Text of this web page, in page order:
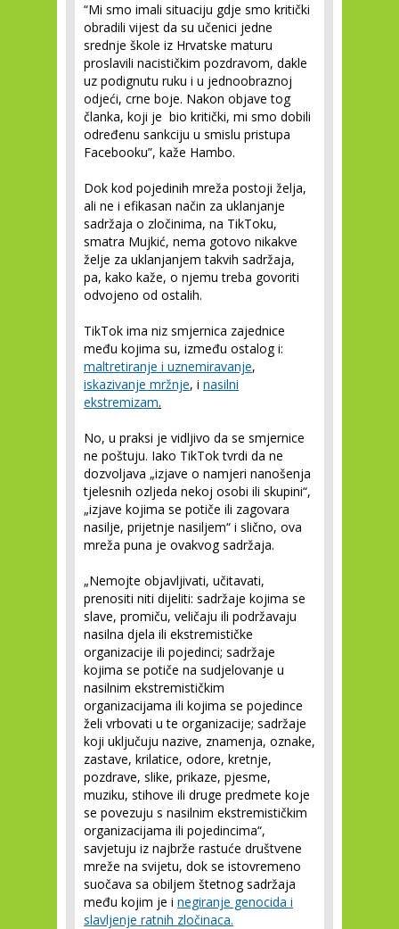
“Mi smo imali situaciju gdje smo kritički
obradili vijest da su učenici jedne
srednje škole iz Hrvatske maturu
proslavili nacističkim pozdravom, dakle
uz podignutu ruku i u jednoobraznoj
odjeći, crne boje. Nakon objave tog
članka, koji je bio kritički, mi smo dobili
određenu sankciju u smislu pristupa
Facebooku”, kaže Hambo.
Dok kod pojedinih mreža postoji želja,
ali ne i efikasan način za uklanjanje
sadržaja o zločinima, na TikToku,
smatra Mujkić, nema gotovo nikakve
želje za uklanjanjem takvih sadržaja,
pa, kako kaže, o njemu treba govoriti
odvojeno od ostalih.
TikTok ima niz smjernica zajednice
među kojima su, između ostalog i:
maltretiranje i uznemiravanje,
iskazivanje mržnje, i nasilni
ekstremizam.
No, u praksi je vidljivo da se smjernice
ne poštuju. Iako TikTok tvrdi da ne
dozvoljava „izjave o namjeri nanošenja
tjelesnih ozljeda nekoj osobi ili skupini“,
„izjave kojima se potiče ili zagovara
nasilje, prijetnje nasiljem“ i slično, ova
mreža puna je ovakvog sadržaja.
„Nemojte objavljivati, učitavati,
prenositi niti dijeliti: sadržaje kojima se
slave, promiču, veličaju ili podržavaju
nasilna djela ili ekstremističke
organizacije ili pojedinci; sadržaje
kojima se potiče na sudjelovanje u
nasilnim ekstremističkim
organizacijama ili kojima se pojedince
želi vrbovati u te organizacije; sadržaje
koji uključuju nazive, znamenja, oznake,
zastave, krilatice, odore, kretnje,
pozdrave, slike, prikaze, pjesme,
muziku, stihove ili druge predmete koje
se povezuju s nasilnim ekstremističkim
organizacijama ili pojedincima“,
savjetuju iz najbrže rastuće društvene
mreže na svijetu, dok se istovremeno
suočava sa obiljem štetnog sadržaja
među kojim je i negiranje genocida i
slavljenje ratnih zločinaca.